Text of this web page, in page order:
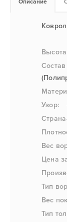
Описание
Узор:
Вес
Цена
Тип
Вес
Тип